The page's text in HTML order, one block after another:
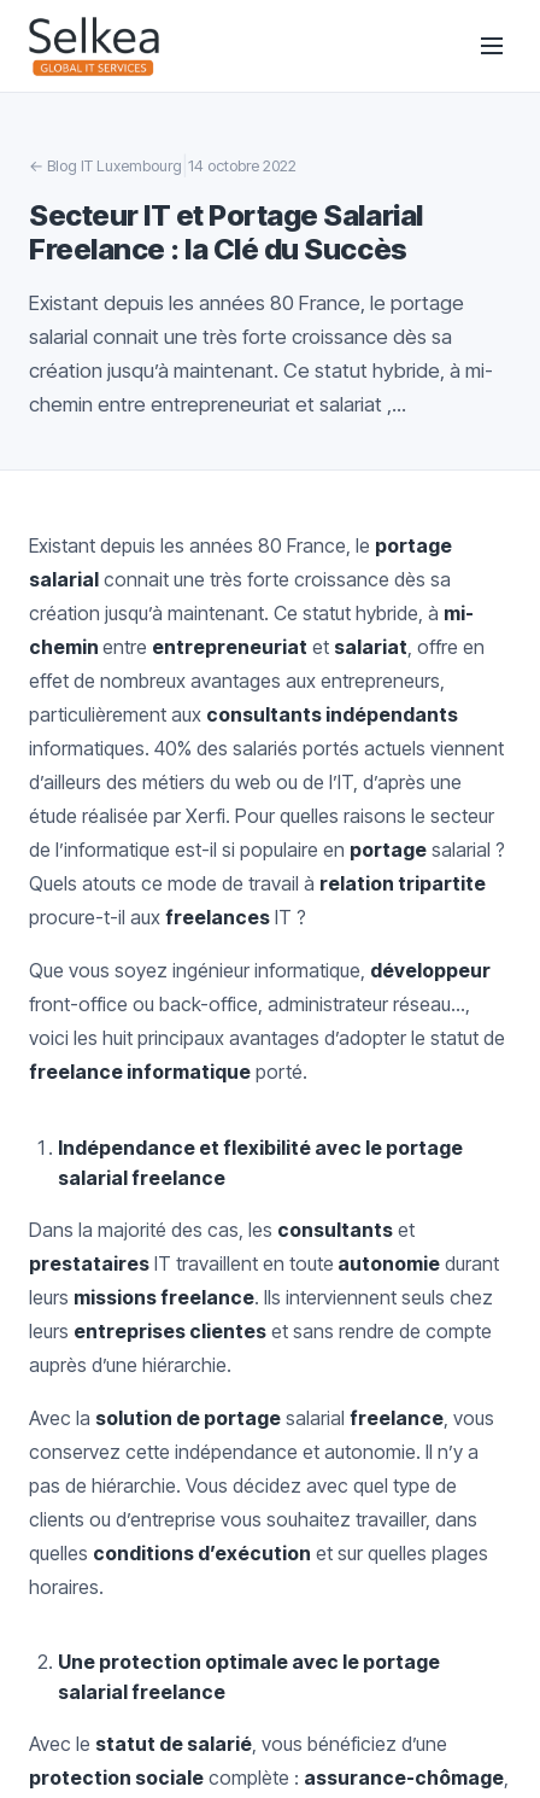
← Blog IT Luxembourg 14 octobre 2022
Secteur IT et Portage Salarial
Freelance : la Clé du Succès
Existant depuis les années 80 France, le portage
salarial connait une très forte croissance dès sa
création jusqu’à maintenant. Ce statut hybride, à mi-
chemin entre entrepreneuriat et salariat ,...
Existant depuis les années 80 France, le portage
salarial connait une très forte croissance dès sa
création jusqu’à maintenant. Ce statut hybride, à mi-
chemin entre entrepreneuriat et salariat, offre en
effet de nombreux avantages aux entrepreneurs,
particulièrement aux consultants indépendants
informatiques. 40% des salariés portés actuels viennent
d’ailleurs des métiers du web ou de l’IT, d’après une
étude réalisée par Xerfi. Pour quelles raisons le secteur
de l’informatique est-il si populaire en portage salarial ?
Quels atouts ce mode de travail à relation tripartite
procure-t-il aux freelances IT ?
Que vous soyez ingénieur informatique, développeur
front-office ou back-office, administrateur réseau…,
voici les huit principaux avantages d’adopter le statut de
freelance informatique porté.
Indépendance et flexibilité avec le portage
salarial freelance
Dans la majorité des cas, les consultants et
prestataires IT travaillent en toute autonomie durant
leurs missions freelance. Ils interviennent seuls chez
leurs entreprises clientes et sans rendre de compte
auprès d’une hiérarchie.
Avec la solution de portage salarial freelance, vous
conservez cette indépendance et autonomie. Il n’y a
pas de hiérarchie. Vous décidez avec quel type de
clients ou d’entreprise vous souhaitez travailler, dans
quelles conditions d’exécution et sur quelles plages
horaires.
Une protection optimale avec le portage
salarial freelance
Avec le statut de salarié, vous bénéficiez d’une
protection sociale complète : assurance-chômage,